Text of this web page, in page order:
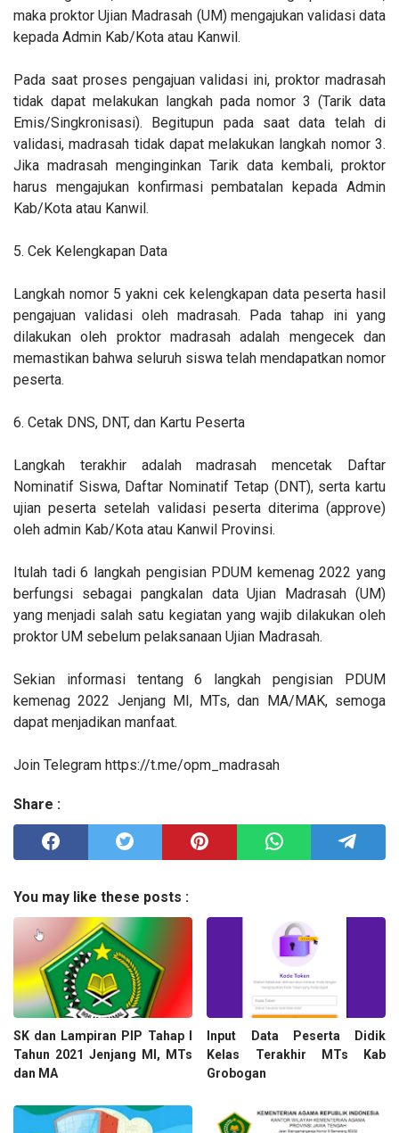
maka proktor Ujian Madrasah (UM) mengajukan validasi data
kepada Admin Kab/Kota atau Kanwil.
Pada saat proses pengajuan validasi ini, proktor madrasah
tidak dapat melakukan langkah pada nomor 3 (Tarik data
Emis/Singkronisasi). Begitupun pada saat data telah di
validasi, madrasah tidak dapat melakukan langkah nomor 3.
Jika madrasah menginginkan Tarik data kembali, proktor
harus mengajukan konfirmasi pembatalan kepada Admin
Kab/Kota atau Kanwil.
5. Cek Kelengkapan Data
Langkah nomor 5 yakni cek kelengkapan data peserta hasil
pengajuan validasi oleh madrasah. Pada tahap ini yang
dilakukan oleh proktor madrasah adalah mengecek dan
memastikan bahwa seluruh siswa telah mendapatkan nomor
peserta.
6. Cetak DNS, DNT, dan Kartu Peserta
Langkah terakhir adalah madrasah mencetak Daftar
Nominatif Siswa, Daftar Nominatif Tetap (DNT), serta kartu
ujian peserta setelah validasi peserta diterima (approve)
oleh admin Kab/Kota atau Kanwil Provinsi.
Itulah tadi 6 langkah pengisian PDUM kemenag 2022 yang
berfungsi sebagai pangkalan data Ujian Madrasah (UM)
yang menjadi salah satu kegiatan yang wajib dilakukan oleh
proktor UM sebelum pelaksanaan Ujian Madrasah.
Sekian informasi tentang 6 langkah pengisian PDUM
kemenag 2022 Jenjang MI, MTs, dan MA/MAK, semoga
dapat menjadikan manfaat.
Join Telegram https://t.me/opm_madrasah
Share :
You may like these posts :
SK dan Lampiran PIP Tahap I
Tahun 2021 Jenjang MI, MTs
dan MA
Input Data Peserta Didik
Kelas Terakhir MTs Kab
Grobogan